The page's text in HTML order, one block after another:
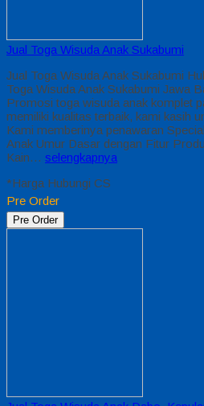
Jual Toga Wisuda Anak Sukabumi
Jual Toga Wisuda Anak Sukabumi
Toga Wisuda Anak Sukabumi Jawa
Promosi toga wisuda anak komplet
memiliki kualitas terbaik, kami kasih
Kami memberinya penawaran
Anak Umur Dasar dengan Fitur
Kain… selengkapnya
*Harga Hubungi CS
Pre Order
Pre Order